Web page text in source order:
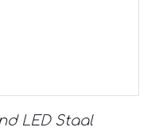
LED Staal